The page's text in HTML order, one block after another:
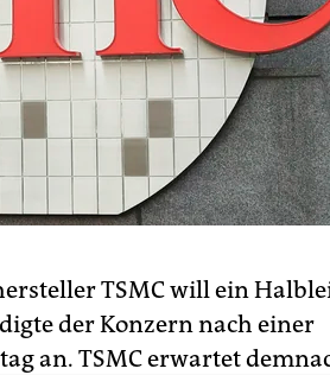
TSMC will ein
der Konzern nach einer
an. TSMC erwartet